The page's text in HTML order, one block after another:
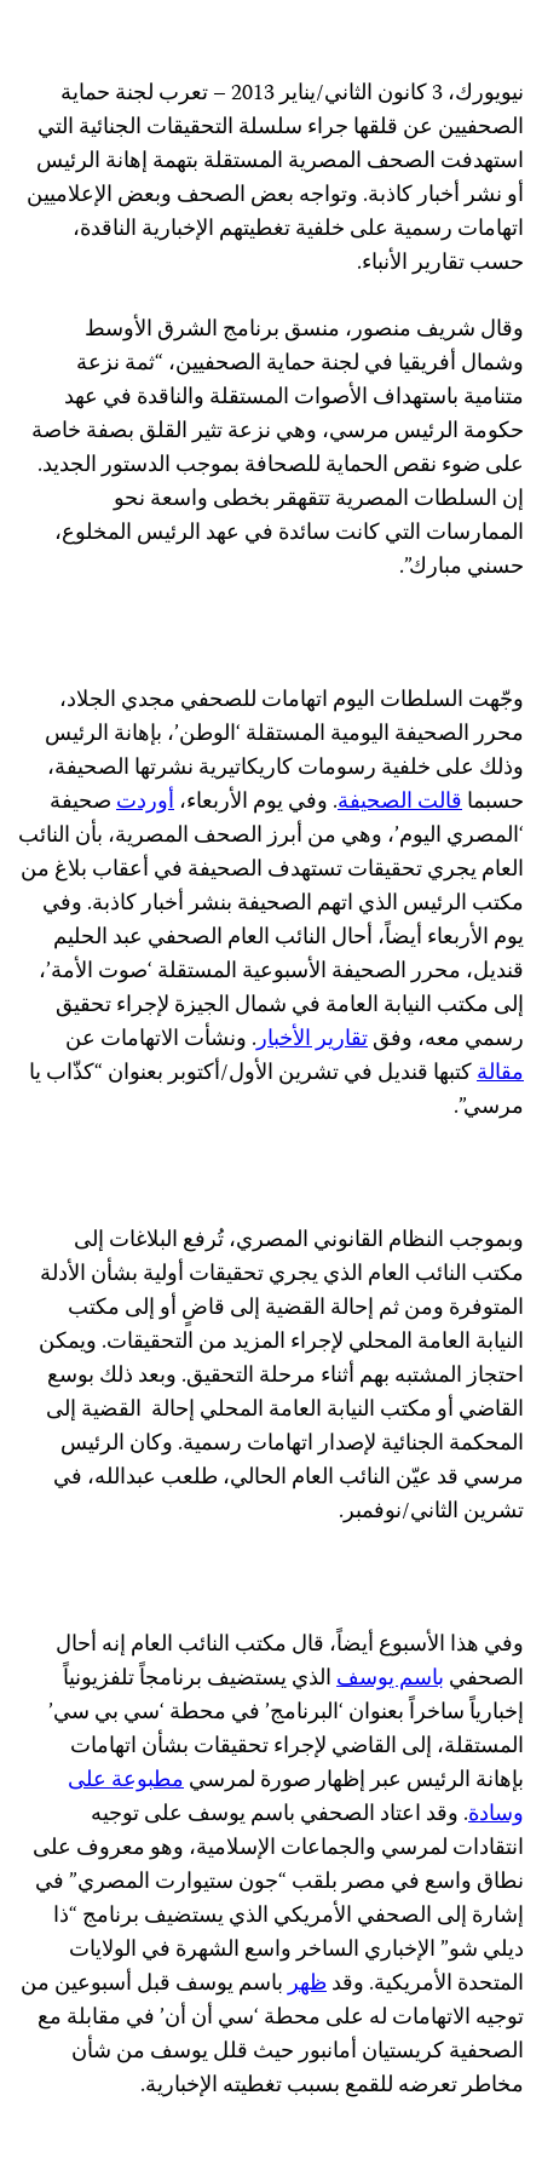
نيويورك، 3 كانون الثاني/يناير 2013 – تعرب لجنة حماية
الصحفيين عن قلقها جراء سلسلة التحقيقات الجنائية التي
استهدفت الصحف المصرية المستقلة بتهمة إهانة الرئيس
أو نشر أخبار كاذبة. وتواجه بعض الصحف وبعض الإعلاميين
اتهامات رسمية على خلفية تغطيتهم الإخبارية الناقدة،
حسب تقارير الأنباء.
وقال شريف منصور، منسق برنامج الشرق الأوسط
وشمال أفريقيا في لجنة حماية الصحفيين، “ثمة نزعة
متنامية باستهداف الأصوات المستقلة والناقدة في عهد
حكومة الرئيس مرسي، وهي نزعة تثير القلق بصفة خاصة
على ضوء نقص الحماية للصحافة بموجب الدستور الجديد.
إن السلطات المصرية تتقهقر بخطى واسعة نحو
الممارسات التي كانت سائدة في عهد الرئيس المخلوع،
حسني مبارك”.
وجّهت السلطات اليوم اتهامات للصحفي مجدي الجلاد،
محرر الصحيفة اليومية المستقلة ‘الوطن’، بإهانة الرئيس
وذلك على خلفية رسومات كاريكاتيرية نشرتها الصحيفة،
حسبماقالت الصحيفة. وفي يوم الأربعاء، أوردتصحيفة
‘المصري اليوم’، وهي من أبرز الصحف المصرية، بأن النائب
العام يجري تحقيقات تستهدف الصحيفة في أعقاب بلاغ من
مكتب الرئيس الذي اتهم الصحيفة بنشر أخبار كاذبة. وفي
يوم الأربعاء أيضاً، أحال النائب العام الصحفي عبد الحليم
قنديل، محرر الصحيفة الأسبوعية المستقلة ‘صوت الأمة’،
إلى مكتب النيابة العامة في شمال الجيزة لإجراء تحقيق
رسمي معه، وفقتقارير الأخبار. ونشأت الاتهامات عن
مقالةكتبها قنديل في تشرين الأول/أكتوبر بعنوان “كذّاب يا
مرسي”.
وبموجب النظام القانوني المصري، تُرفع البلاغات إلى
مكتب النائب العام الذي يجري تحقيقات أولية بشأن الأدلة
المتوفرة ومن ثم إحالة القضية إلى قاضٍ أو إلى مكتب
النيابة العامة المحلي لإجراء المزيد من التحقيقات. ويمكن
احتجاز المشتبه بهم أثناء مرحلة التحقيق. وبعد ذلك بوسع
القاضي أو مكتب النيابة العامة المحلي إحالة القضية إلى
المحكمة الجنائية لإصدار اتهامات رسمية. وكان الرئيس
مرسي قد عيّن النائب العام الحالي، طلعب عبدالله، في
تشرين الثاني/نوفمبر.
وفي هذا الأسبوع أيضاً، قال مكتب النائب العام إنه أحال
الصحفي باسم يوسفالذي يستضيف برنامجاً تلفزيونياً
إخبارياً ساخراً بعنوان ‘البرنامج’ في محطة ‘سي بي سي’
المستقلة، إلى القاضي لإجراء تحقيقات بشأن اتهامات
بإهانة الرئيس عبر إظهار صورة لمرسيمطبوعة على
وسادة. وقد اعتاد الصحفي باسم يوسف على توجيه
انتقادات لمرسي والجماعات الإسلامية، وهو معروف على
نطاق واسع في مصر بلقب “جون ستيوارت المصري” في
إشارة إلى الصحفي الأمريكي الذي يستضيف برنامج “ذا
ديلي شو” الإخباري الساخر واسع الشهرة في الولايات
المتحدة الأمريكية. وقدظهرباسم يوسف قبل أسبوعين من
توجيه الاتهامات له على محطة ‘سي أن أن’ في مقابلة مع
الصحفية كريستيان أمانبور حيث قلل يوسف من شأن
مخاطر تعرضه للقمع بسبب تغطيته الإخبارية.